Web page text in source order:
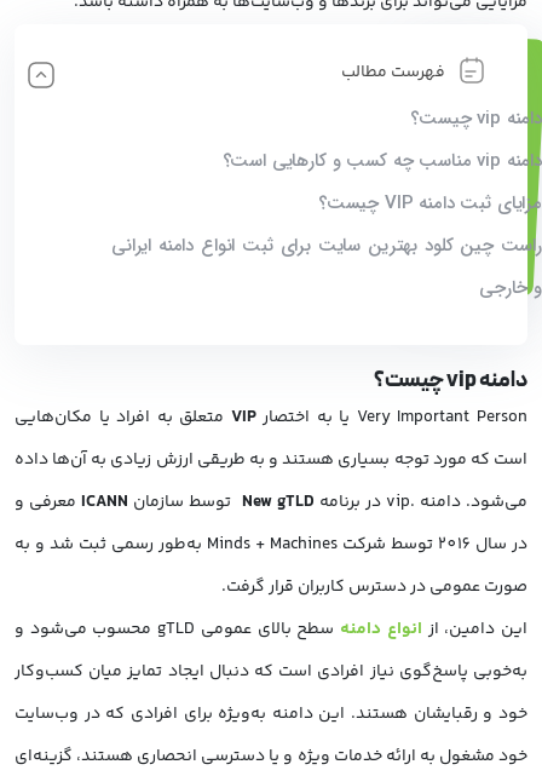
فهرست مطالب
دامنه vip چیست؟
دامنه vip مناسب چه کسب و کارهایی است؟
مزایای ثبت دامنه VIP چیست؟
راست چین کلود بهترین سایت برای ثبت انواع دامنه ایرانی
و خارجی
دامنه vip چیست؟
Very Important Person یا به اختصار VIP متعلق به افراد یا مکان‌هایی
است که مورد توجه بسیاری هستند و به طریقی ارزش زیادی به آن‌ها داده
می‌شود. دامنه .vip در برنامه
New gTLD توسط سازمان ICANNمعرفی و
در سال 2016 توسط شرکت Minds + Machines به‌طور رسمی ثبت شد و به
صورت عمومی در دسترس کاربران قرار گرفت.
این دامین، از انواع دامنه
سطح بالای عمومی gTLD محسوب می‌شود و
به‌خوبی پاسخ‌گوی نیاز افرادی است که دنبال ایجاد تمایز میان کسب‌وکار
خود و رقبایشان هستند. این دامنه به‌ویژه برای افرادی که در وب‌سایت
خود مشغول به ارائه خدمات ویژه و یا دسترسی انحصاری هستند، گزینه‌ای